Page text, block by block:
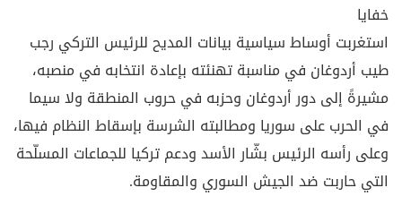
خفايا‎
استغربت أوساط سياسية بيانات المديح للرئيس التركي رجب
طيب أردوغان في مناسبة تهنئته بإعادة انتخابه في ‏منصبه،
مشيرةً إلى دور أردوغان وحزبه في حروب المنطقة ولا سيما
في الحرب على سوريا ومطالبته الشرسة ‏بإسقاط النظام فيها،
وعلى رأسه الرئيس بشّار الأسد ودعم تركيا للجماعات المسلّحة
التي حاربت ضد الجيش السوري ‏والمقاومة‎.